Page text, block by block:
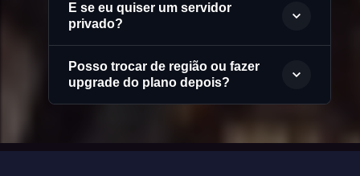
E se eu quiser um servidor
privado?
Posso trocar de região ou fazer
upgrade do plano depois?